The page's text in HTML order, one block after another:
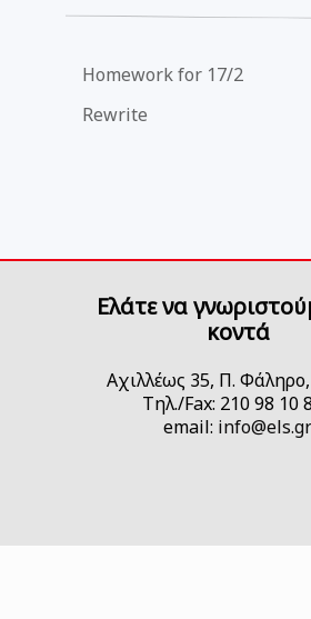
Homework for 17/2
Rewrite
Ελάτε να
κοντά
Αχιλλέως 35, Π.
Τηλ./Fax: 210 98 10
email: info@els.gr